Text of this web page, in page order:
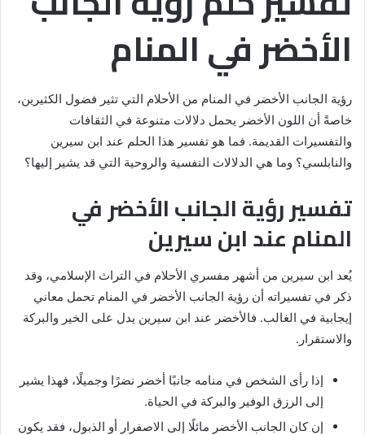
الأخضر في المنام
رؤية الجانب الأخضر في المنام من الأحلام التي تثير فضول الكثيرين،
خاصةً أن اللون الأخضر يحمل دلالات متنوعة في الثقافات
والتفسيرات القديمة. فما هو تفسير هذا الحلم عند ابن سيرين
والنابلسي؟ وما هي الدلالات النفسية والروحية التي قد يشير إليها؟
تفسير رؤية الجانب الأخضر في
المنام عند ابن سيرين
يُعد ابن سيرين من أشهر مفسري الأحلام في التراث الإسلامي، وقد
ذكر في تفسيراته أن رؤية الجانب الأخضر في المنام تحمل معاني
إيجابية في الغالب. فالأخضر عند ابن سيرين يدل على الخير والبركة
والاستقرار.
إذا رأى الشخص في منامه جانبًا أخضر نضرًا وجميلًا، فهذا يشير
إلى الرزق الوفير والبركة في الحياة.
إن كان الجانب الأخضر مائلًا إلى الاصفرار أو الذبول، فقد يكون